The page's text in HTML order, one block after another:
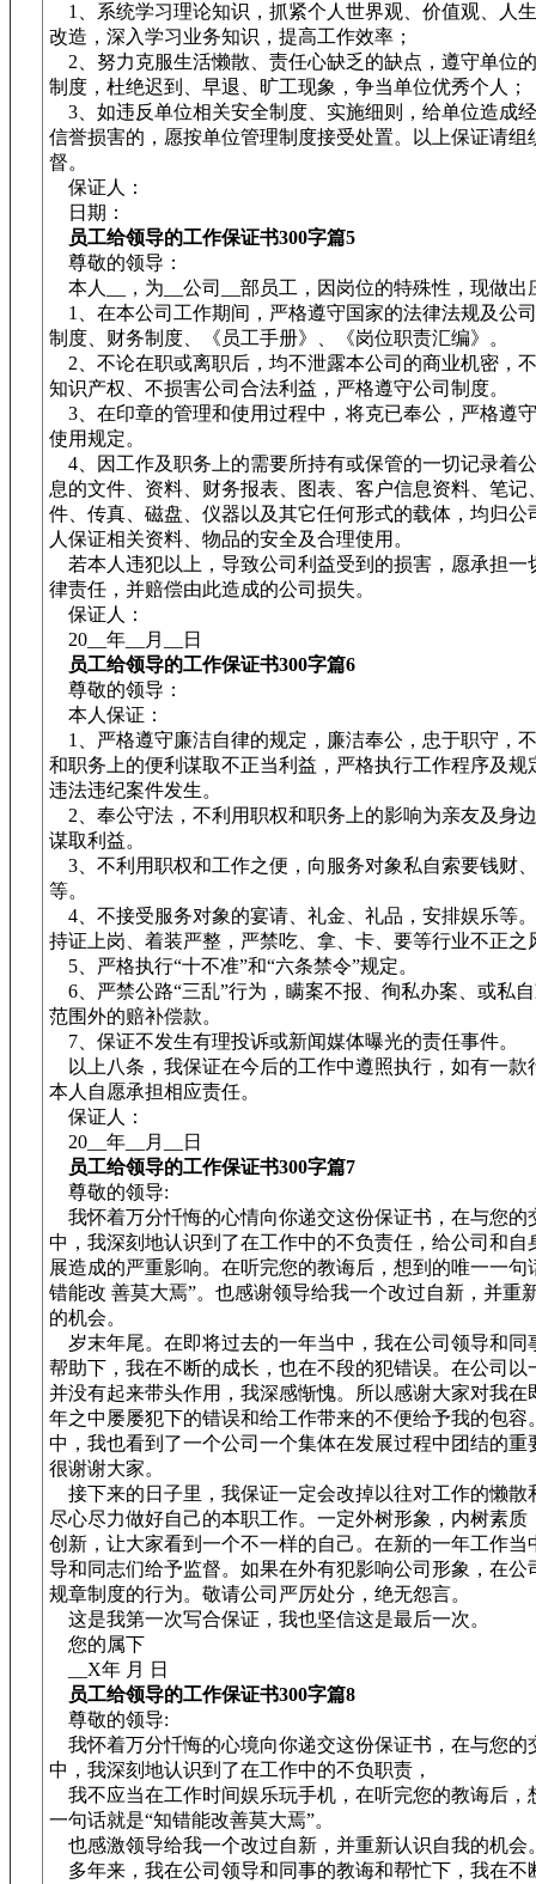
1、系统学习理论知识，抓紧个人世界观、价值观、人
改造，深入学习业务知识，提高工作效率；
2、努力克服生活懒散、责任心缺乏的缺点，遵守单位
制度，杜绝迟到、早退、旷工现象，争当单位优秀个人；
3、如违反单位相关安全制度、实施细则，给单位造成
信誉损害的，愿按单位管理制度接受处置。以上保证请组
督。
保证人：
日期：
员工给领导的工作保证书300字篇5
尊敬的领导：
本人__，为__公司__部员工，因岗位的特殊性，现做出
1、在本公司工作期间，严格遵守国家的法律法规及公
制度、财务制度、《员工手册》、《岗位职责汇编》。
2、不论在职或离职后，均不泄露本公司的商业机密，
知识产权、不损害公司合法利益，严格遵守公司制度。
3、在印章的管理和使用过程中，将克已奉公，严格遵
使用规定。
4、因工作及职务上的需要所持有或保管的一切记录着
息的文件、资料、财务报表、图表、客户信息资料、笔记
件、传真、磁盘、仪器以及其它任何形式的载体，均归公
人保证相关资料、物品的安全及合理使用。
若本人违犯以上，导致公司利益受到的损害，愿承担一
律责任，并赔偿由此造成的公司损失。
保证人：
20__年__月__日
员工给领导的工作保证书300字篇6
尊敬的领导：
本人保证：
1、严格遵守廉洁自律的规定，廉洁奉公，忠于职守，
和职务上的便利谋取不正当利益，严格执行工作程序及规
违法违纪案件发生。
2、奉公守法，不利用职权和职务上的影响为亲友及身
谋取利益。
3、不利用职权和工作之便，向服务对象私自索要钱财
等。
4、不接受服务对象的宴请、礼金、礼品，安排娱乐等
持证上岗、着装严整，严禁吃、拿、卡、要等行业不正之
5、严格执行“十不准”和“六条禁令”规定。
6、严禁公路“三乱”行为，瞒案不报、徇私办案、或私
范围外的赔补偿款。
7、保证不发生有理投诉或新闻媒体曝光的责任事件。
以上八条，我保证在今后的工作中遵照执行，如有一款
本人自愿承担相应责任。
保证人：
20__年__月__日
员工给领导的工作保证书300字篇7
尊敬的领导:
我怀着万分忏悔的心情向你递交这份保证书，在与您的
中，我深刻地认识到了在工作中的不负责任，给公司和自
展造成的严重影响。在听完您的教诲后，想到的唯一一句
错能改 善莫大焉”。也感谢领导给我一个改过自新，并重
的机会。
岁末年尾。在即将过去的一年当中，我在公司领导和同
帮助下，我在不断的成长，也在不段的犯错误。在公司以
并没有起来带头作用，我深感惭愧。所以感谢大家对我在
年之中屡屡犯下的错误和给工作带来的不便给予我的包容
中，我也看到了一个公司一个集体在发展过程中团结的重
很谢谢大家。
接下来的日子里，我保证一定会改掉以往对工作的懒散
尽心尽力做好自己的本职工作。一定外树形象，内树素质
创新，让大家看到一个不一样的自己。在新的一年工作当
导和同志们给予监督。如果在外有犯影响公司形象，在公
规章制度的行为。敬请公司严厉处分，绝无怨言。
这是我第一次写合保证，我也坚信这是最后一次。
您的属下
__X年 月 日
员工给领导的工作保证书300字篇8
尊敬的领导:
我怀着万分忏悔的心境向你递交这份保证书，在与您的
中，我深刻地认识到了在工作中的不负职责，
我不应当在工作时间娱乐玩手机，在听完您的教诲后，
一句话就是“知错能改善莫大焉”。
也感激领导给我一个改过自新，并重新认识自我的机会
多年来，我在公司领导和同事的教诲和帮忙下，我在不